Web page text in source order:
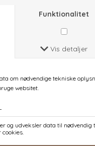
D. CHOCOLATE
DKK 299,-